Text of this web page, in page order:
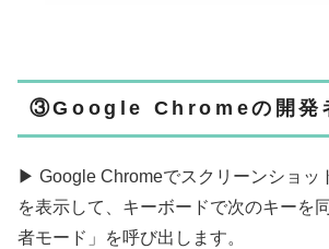
③Google Chromeの開発
▶ Google Chromeでスクリーンショッ
を表示して、キーボードで次のキーを
者モード」を呼び出します。